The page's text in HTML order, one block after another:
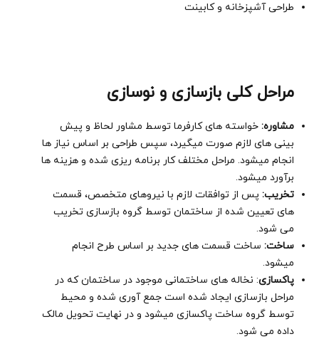
طراحی آشپزخانه و کابینت
مراحل کلی بازسازی و نوسازی
مشاوره: خواسته های کارفرما توسط مشاور لحاظ و پیش
بینی های لازم صورت میگیرد، سپس طراحی بر اساس نیاز ها
انجام میشود. مراحل مختلف کار برنامه ریزی شده و هزینه ها
برآورد میشود.
تخریب: پس از توافقات لازم با نیروهای متخصص، قسمت
های تعیین شده از ساختمان توسط گروه بازسازی تخریب
می شود.
ساخت: ساخت قسمت های جدید بر اساس طرح انجام
میشود.
پاکسازی: نخاله های ساختمانی موجود در ساختمان که در
مراحل بازسازی ایجاد شده است جمع آوری شده و محیط
توسط گروه ساخت پاکسازی میشود و در نهایت تحویل مالک
داده می شود.